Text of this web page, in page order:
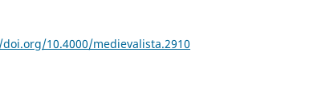
10.4000/medievalista.2910